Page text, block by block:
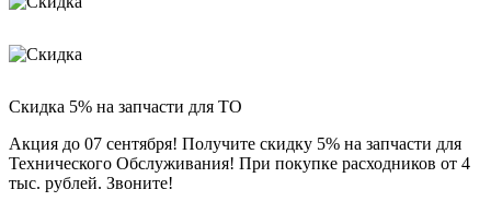
Скидка 5% на запчасти для ТО
Акция до 07 сентября! Получите скидку 5% на запчасти для
Технического Обслуживания! При покупке расходников от 4
тыс. рублей. Звоните!